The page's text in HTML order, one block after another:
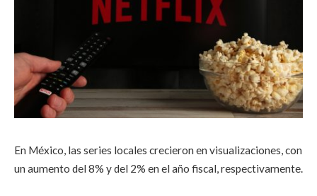
En México, las series locales crecieron en visualizaciones, con
un aumento del 8% y del 2% en el año fiscal, respectivamente.